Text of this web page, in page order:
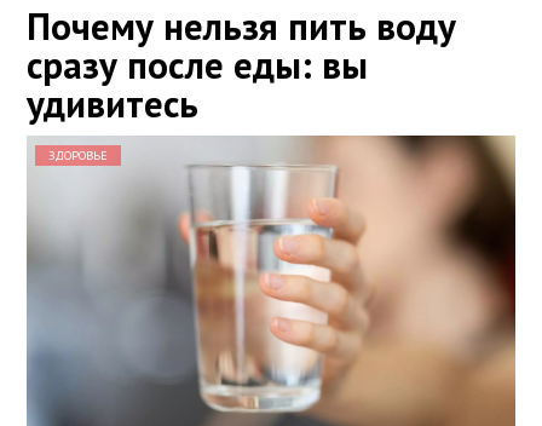
Почему нельзя пить воду
сразу после еды: вы
удивитесь
ЗДОРОВЬЕ